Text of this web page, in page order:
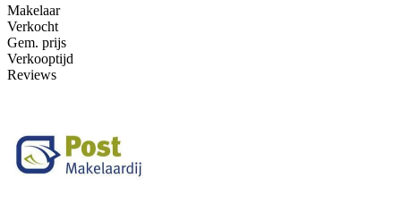
Makelaar
Verkocht
Gem. prijs
Verkooptijd
Reviews